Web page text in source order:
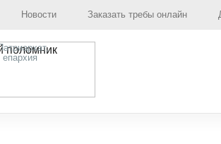
Новости Заказать требы онлайн